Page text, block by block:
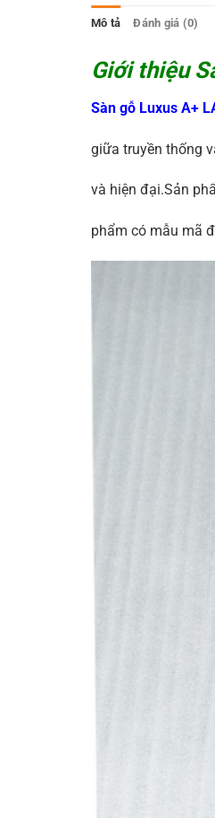
Mô tả Đánh giá (0)
Giới thiệu
Sàn gỗ Luxus A+
giữa truyền thống
và hiện đại.Sản
phẩm có mẫu mã